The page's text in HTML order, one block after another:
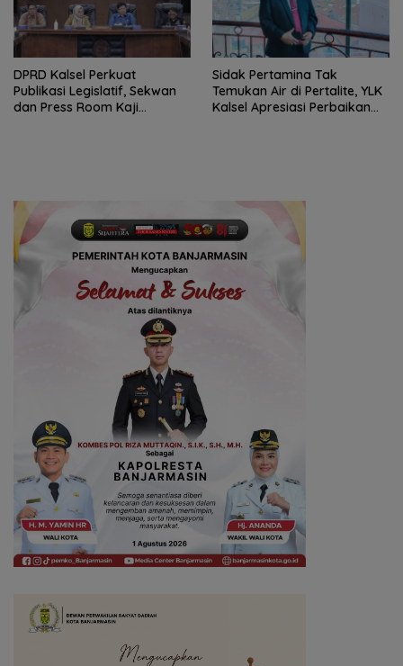
‎DPRD Kalsel Perkuat
Publikasi Legislatif, Sekwan
dan Press Room Kaji
Sidak Pertamina Tak
Temukan Air di Pertalite, YLK
Kalsel Apresiasi Perbaikan